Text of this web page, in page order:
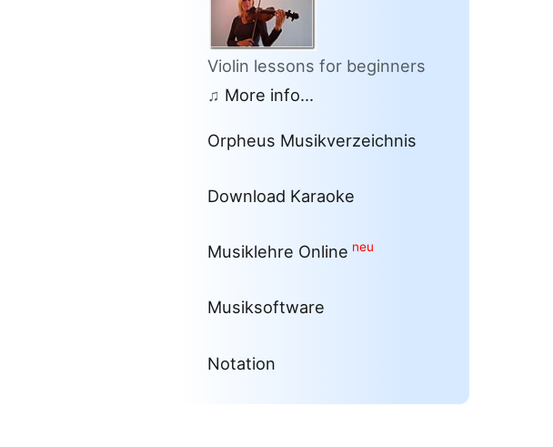
Violin lessons for beginners
♫ More info...
Orpheus Musikverzeichnis
Download Karaoke
Musiklehre Online neu
Musiksoftware
Notation